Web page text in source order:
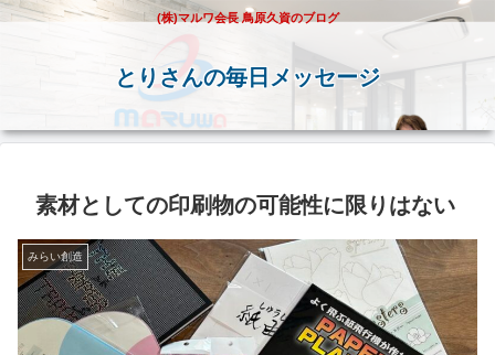
(株)マルワ会長 鳥原久資のブログ
とりさんの毎日メッセージ
素材としての印刷物の可能性に限りはない
みらい創造